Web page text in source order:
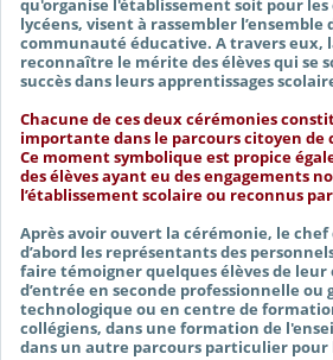
qu'organise l'établissement soit pour
lycéens, visent à rassembler
communauté éducative. A travers eux,
reconnaître le mérite des élèves qui se
succès dans leurs apprentissages
Chacune de ces deux cérémonies
importante dans le parcours citoyen de
Ce moment symbolique est propice
des élèves ayant eu des engagements
l’établissement scolaire ou reconnus
Après avoir ouvert la cérémonie, le
d’abord les représentants des
faire témoigner quelques élèves de
d’entrée en seconde professionnelle ou
technologique ou en centre de
collégiens, dans une formation de
dans un autre parcours particulier pour